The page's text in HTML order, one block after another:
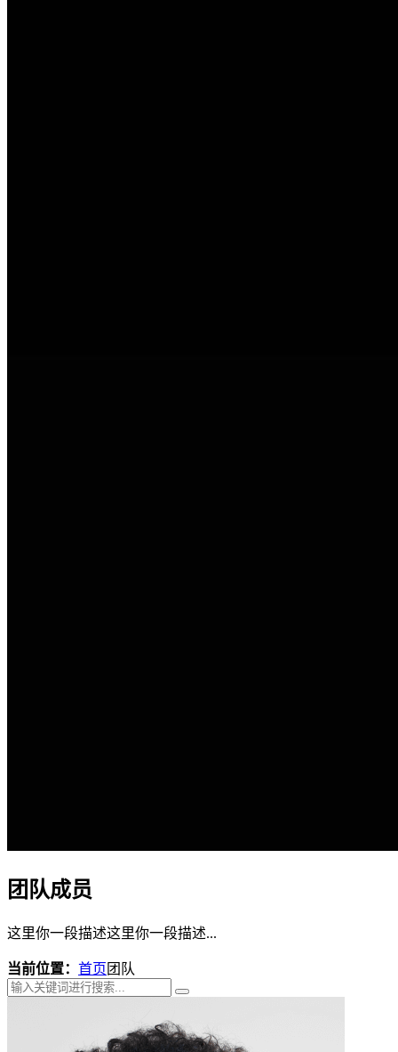
团队成员
这里你一段描述这里你一段描述...
当前位置： 首页 团队